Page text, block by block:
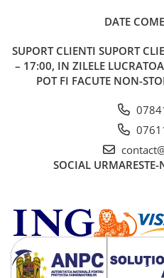
DATE
SUPORT CLIENTI SUPORT
– 17:00, IN ZILELE
POT FI FACUTE NON-
SOCIAL